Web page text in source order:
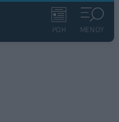
ΡΟΗ ΜΕΝΟΥ